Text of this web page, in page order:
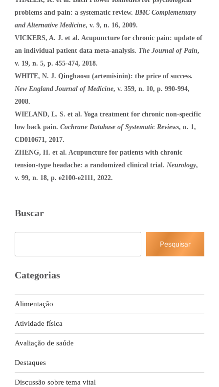
problems and pain: a systematic review. BMC Complementary
and Alternative Medicine, v. 9, n. 16, 2009.
VICKERS, A. J. et al. Acupuncture for chronic pain: update of
an individual patient data meta-analysis. The Journal of Pain,
v. 19, n. 5, p. 455-474, 2018.
WHITE, N. J. Qinghaosu (artemisinin): the price of success.
New England Journal of Medicine, v. 359, n. 10, p. 990-994,
2008.
WIELAND, L. S. et al. Yoga treatment for chronic non-specific
low back pain. Cochrane Database of Systematic Reviews, n. 1,
CD010671, 2017.
ZHENG, H. et al. Acupuncture for patients with chronic
tension-type headache: a randomized clinical trial. Neurology,
v. 99, n. 18, p. e2100-e2111, 2022.
Buscar
Pesquisar
Categorias
Alimentação
Atividade física
Avaliação de saúde
Destaques
Discussão sobre tema vital